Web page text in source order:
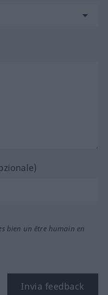
bien un être humain en
Invia feedback